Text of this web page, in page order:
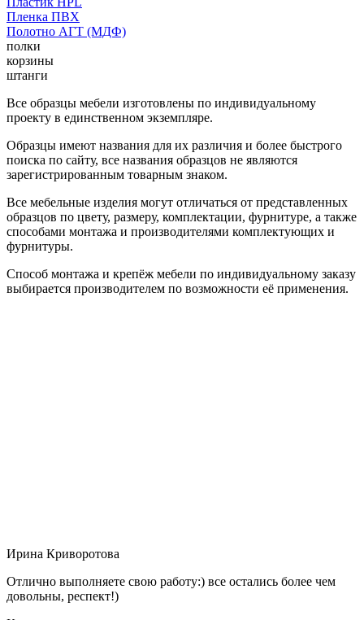
Пленка ПВХ
Полотно АГТ (МДФ)
полки
корзины
штанги
Все образцы мебели изготовлены по индивидуальному
проекту в единственном экземпляре.
Образцы имеют названия для их различия и более быстрого
поиска по сайту, все названия образцов не являются
зарегистрированным товарным знаком.
Все мебельные изделия могут отличаться от представленных
образцов по цвету, размеру, комплектации, фурнитуре, а также
способами монтажа и производителями комплектующих и
фурнитуры.
Способ монтажа и крепёж мебели по индивидуальному заказу
выбирается производителем по возможности её применения.
Ирина Криворотова
Отлично выполняете свою работу:) все остались более чем
довольны, респект!)